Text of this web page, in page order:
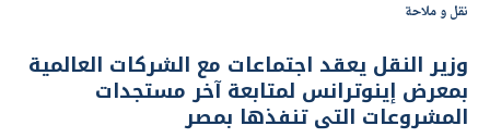
نقل و ملاحة
وزير النقل يعقد اجتماعات مع الشركات العالمية
بمعرض إينوترانس لمتابعة آخر مستجدات
المشروعات التى تنفذها بمصر